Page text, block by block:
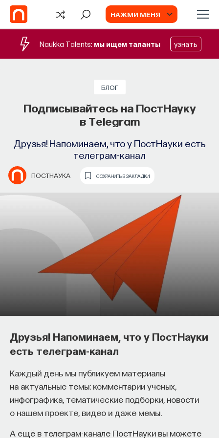
НАЖМИ МЕНЯ
Naukka Talents: мы ищем таланты узнать
БЛОГ
Подписывайтесь на ПостНауку
в Telegram
Друзья! Напоминаем, что у ПостНауки есть
телеграм-канал
ПОСТНАУКА СОХРАНИТЬ В ЗАКЛАДКИ
Друзья! Напоминаем, что у ПостНауки
есть телеграм-канал
Каждый день мы публикуем материалы
на актуальные темы: комментарии ученых,
инфографика, тематические подборки, новости
о нашем проекте, видео и даже мемы.
А ещё в телеграм-канале ПостНауки вы можете
Философский поиск: начала
Как философия помогает составлять
собственное мнение о происходящем
СОХРАНИТЬ В ЗАКЛАДКИ
Как философия помогает составлять
собственное мнение
о происходящем в мире?
Как философия помогает понять мир, в котором
мы живем, расширять собственные
представления об окружающей
действительности и познавать самого себя?